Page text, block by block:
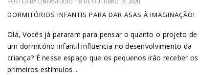
DORMITÓRIOS INFANTIS PARA DAR ASAS À IMAGINAÇÃO!
Olá, Vocês já pararam para pensar o quanto o projeto de
um dormitório infantil influencia no desenvolvimento da
criança? É nesse espaço que os pequenos irão receber os
primeiros estímulos...